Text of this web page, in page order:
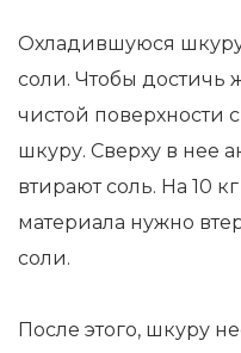
Охладившуюся
соли. Чтобы достичь
чистой поверхности
шкуру. Сверху в нее
втирают соль. На 10
материала нужно
соли.
После этого, шкуру